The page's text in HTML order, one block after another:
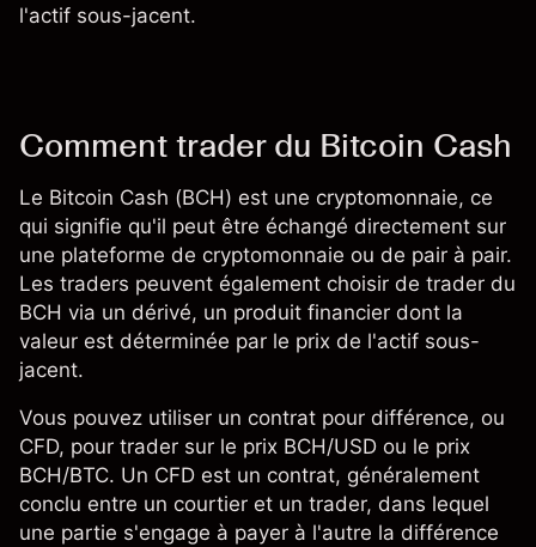
l'actif sous-jacent.
Comment trader du Bitcoin Cash
Le Bitcoin Cash (BCH) est une cryptomonnaie, ce
qui signifie qu'il peut être échangé directement sur
une plateforme de cryptomonnaie ou de pair à pair.
Les traders peuvent également choisir de trader du
BCH via un dérivé, un produit financier dont la
valeur est déterminée par le prix de l'actif sous-
jacent.
Vous pouvez utiliser un contrat pour différence, ou
CFD, pour trader sur le prix BCH/USD ou le prix
BCH/BTC. Un CFD est un contrat, généralement
conclu entre un courtier et un trader, dans lequel
une partie s'engage à payer à l'autre la différence